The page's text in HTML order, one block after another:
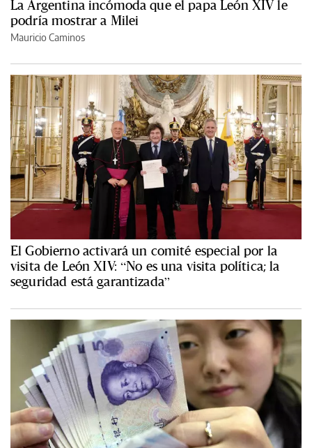
La Argentina incómoda que el papa León XIV le
podría mostrar a Milei
Mauricio Caminos
El Gobierno activará un comité especial por la
visita de León XIV: “No es una visita política; la
seguridad está garantizada”